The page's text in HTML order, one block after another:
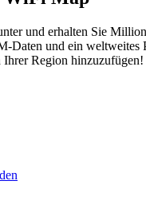
und erhalten Sie
Daten und ein weltweites
Region hinzuzufügen!